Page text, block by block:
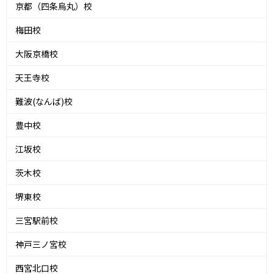
京都（四条烏丸）校
梅田校
大阪京橋校
天王寺校
難波(なんば)校
豊中校
江坂校
茨木校
堺東校
三宮駅前校
神戸三ノ宮校
西宮北口校